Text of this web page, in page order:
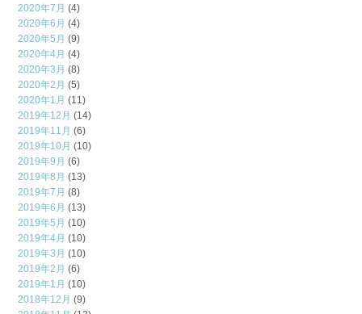
2020年7月 (4)
2020年6月 (4)
2020年5月 (9)
2020年4月 (4)
2020年3月 (8)
2020年2月 (5)
2020年1月 (11)
2019年12月 (14)
2019年11月 (6)
2019年10月 (10)
2019年9月 (6)
2019年8月 (13)
2019年7月 (8)
2019年6月 (13)
2019年5月 (10)
2019年4月 (10)
2019年3月 (10)
2019年2月 (6)
2019年1月 (10)
2018年12月 (9)